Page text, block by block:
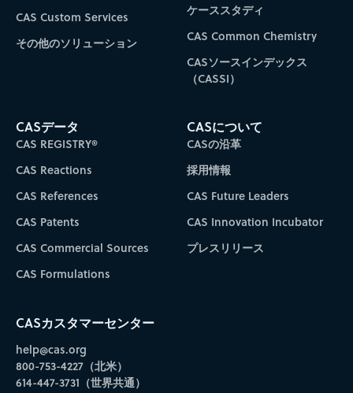
CAS Custom Services
その他のソリューション
ケーススタディ
CAS Common Chemistry
CASソースインデックス
（CASSI）
CASデータ
CAS REGISTRY®
CAS Reactions
CAS References
CAS Patents
CAS Commercial Sources
CAS Formulations
CASについて
CASの沿革
採用情報
CAS Future Leaders
CAS Innovation Incubator
プレスリリース
CASカスタマーセンター
help@cas.org
800-753-4227（北米）
614-447-3731（世界共通）